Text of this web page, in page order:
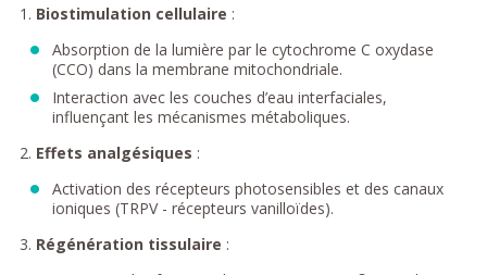
1. Biostimulation cellulaire :
Absorption de la lumière par le cytochrome C oxydase
(CCO) dans la membrane mitochondriale.
Interaction avec les couches d’eau interfaciales,
influençant les mécanismes métaboliques.
2. Effets analgésiques :
Activation des récepteurs photosensibles et des canaux
ioniques (TRPV - récepteurs vanilloïdes).
3. Régénération tissulaire :